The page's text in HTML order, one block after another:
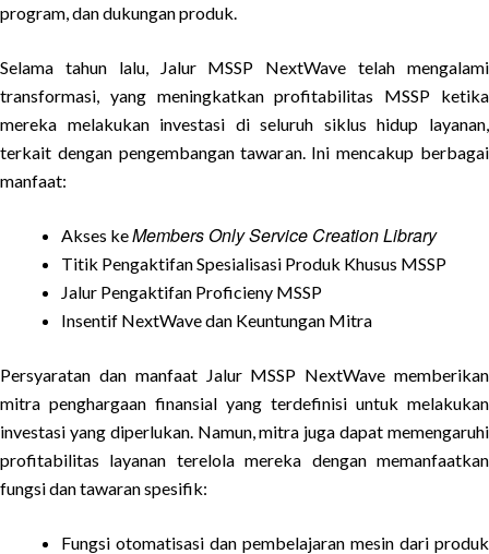
program, dan dukungan produk.
Selama tahun lalu, Jalur MSSP NextWave telah mengalami
transformasi, yang meningkatkan profitabilitas MSSP ketika
mereka melakukan investasi di seluruh siklus hidup layanan,
terkait dengan pengembangan tawaran. Ini mencakup berbagai
manfaat:
Akses keMembers Only Service Creation Library
Titik Pengaktifan Spesialisasi Produk Khusus MSSP
Jalur Pengaktifan Proficieny MSSP
Insentif NextWave dan Keuntungan Mitra
Persyaratan dan manfaat Jalur MSSP NextWave memberikan
mitra penghargaan finansial yang terdefinisi untuk melakukan
investasi yang diperlukan. Namun, mitra juga dapat memengaruhi
profitabilitas layanan terelola mereka dengan memanfaatkan
fungsi dan tawaran spesifik:
Fungsi otomatisasi dan pembelajaran mesin dari produk